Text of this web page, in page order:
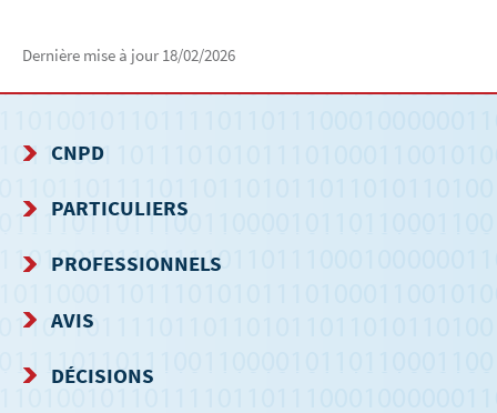
Dernière mise à jour 18/02/2026
MENU
DE
NAVIGATION
CNPD
PARTICULIERS
PROFESSIONNELS
AVIS
DÉCISIONS